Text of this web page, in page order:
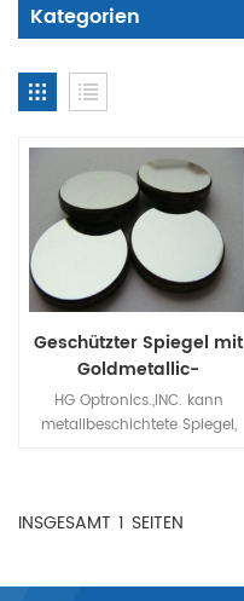
Kategorien
Geschützter Spiegel mit
Goldmetallic-
Beschichtung
HG Optronics.,INC. kann
metallbeschichtete Spiegel,
Substraten wie BK7,
INSGESAMT 1 SEITEN